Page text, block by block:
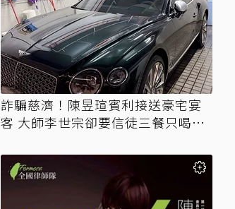
詐騙慈濟！陳昱瑄賓利接送豪宅宴
客 大師李世宗卻要信徒三餐只喝精